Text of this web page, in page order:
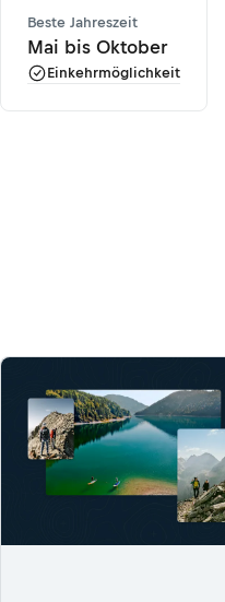
Beste Jahreszeit
Mai bis Oktober
Einkehrmöglichkeit